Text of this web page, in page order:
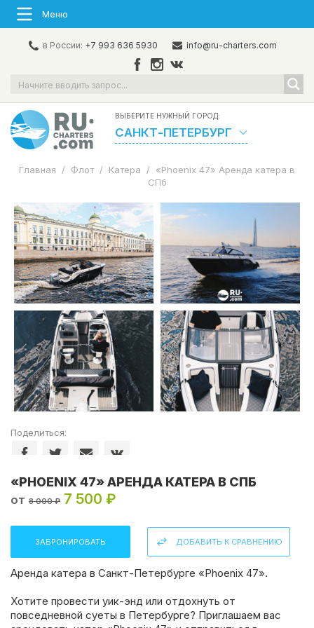
Меню
в России: +7 993 636 5930 info@ru-charters.com
ВЫБЕРИТЕ НУЖНЫЙ ГОРОД:
САНКТ-ПЕТЕРБУРГ
Главная / Флот / Катера /
«Phoenix 47» Аренда катера в
СПб
Поделиться:
«PHOENIX 47» АРЕНДА КАТЕРА В СПБ
от 8 000 ₽ 7 500 ₽
ЗАБРОНИРОВАТЬ ДОБАВИТЬ К СРАВНЕНИЮ
Аренда катера в Санкт-Петербурге «Phoenix 47».
Хотите провести уик-энд или отдохнуть от
повседневной суеты в Петербурге? Приглашаем вас